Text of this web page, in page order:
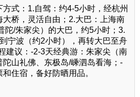
式：1.自驾：约4-5小时，经杭州
桥，灵活自由；2.大巴：上海南
陀/朱家尖）的大巴，约5小时；3.
宁波（约2小时），再转大巴至舟
建议：-2-3天经典游：朱家尖（南
山礼佛、东极岛/嵊泗岛看海；-
住宿，备好防晒用品。